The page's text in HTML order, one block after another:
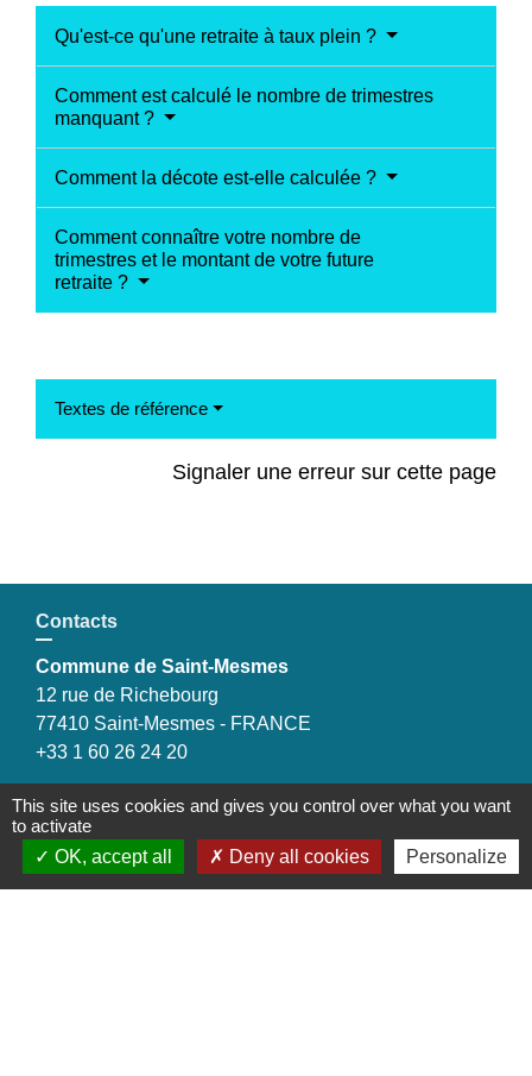
Qu'est-ce qu'une retraite à taux plein ?
Comment est calculé le nombre de trimestres
manquant ?
Comment la décote est-elle calculée ?
Comment connaître votre nombre de
trimestres et le montant de votre future
retraite ?
Textes de référence
Signaler une erreur sur cette page
Contacts
Commune de Saint-Mesmes
12 rue de Richebourg
77410 Saint-Mesmes - FRANCE
+33 1 60 26 24 20
Liens
This site uses cookies and gives you control over what you want
to activate
OK, accept all
Deny all cookies Personalize